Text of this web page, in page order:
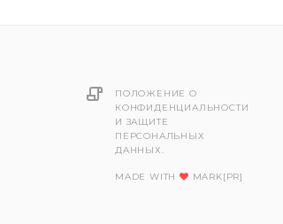
ПОЛОЖЕНИЕ О
КОНФИДЕНЦИАЛЬНОСТИ
И ЗАЩИТЕ
ПЕРСОНАЛЬНЫХ
ДАННЫХ.
MADE WITH MARK[PR]